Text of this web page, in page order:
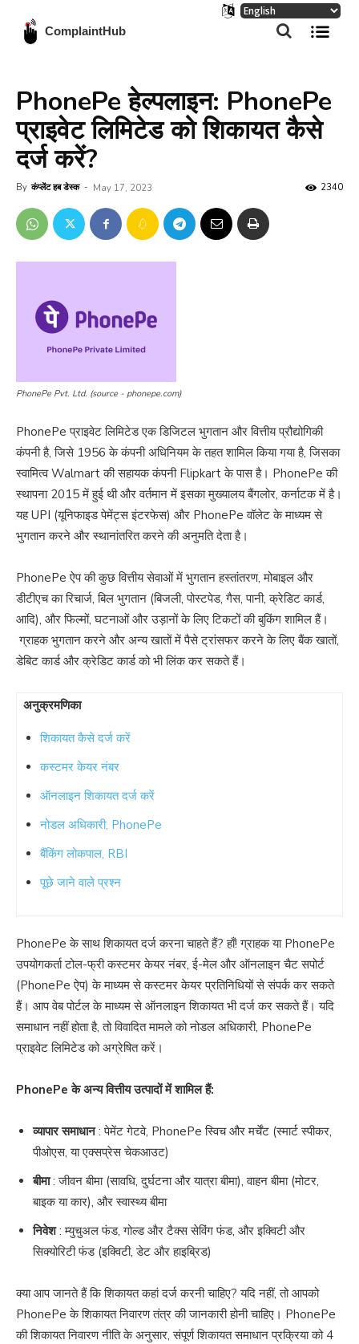
ComplaintHub
PhonePe हेल्पलाइन: PhonePe
प्राइवेट लिमिटेड को शिकायत कैसे
दर्ज करें?
By कंप्लेंट हब डेस्क - May 17, 2023 2340
PhonePe Pvt. Ltd. (source - phonepe.com)
PhonePe प्राइवेट लिमिटेड एक डिजिटल भुगतान और वित्तीय प्रौद्योगिकी
कंपनी है, जिसे 1956 के कंपनी अधिनियम के तहत शामिल किया गया है, जिसका
स्वामित्व Walmart की सहायक कंपनी Flipkart के पास है। PhonePe की
स्थापना 2015 में हुई थी और वर्तमान में इसका मुख्यालय बैंगलोर, कर्नाटक में है।
यह UPI (यूनिफाइड पेमेंट्स इंटरफेस) और PhonePe वॉलेट के माध्यम से
भुगतान करने और स्थानांतरित करने की अनुमति देता है।
PhonePe ऐप की कुछ वित्तीय सेवाओं में भुगतान हस्तांतरण, मोबाइल और
डीटीएच का रिचार्ज, बिल भुगतान (बिजली, पोस्टपेड, गैस, पानी, क्रेडिट कार्ड,
आदि), और फिल्मों, घटनाओं और उड़ानों के लिए टिकटों की बुकिंग शामिल हैं।
ग्राहक भुगतान करने और अन्य खातों में पैसे ट्रांसफर करने के लिए बैंक खातों,
डेबिट कार्ड और क्रेडिट कार्ड को भी लिंक कर सकते हैं।
अनुक्रमणिका
शिकायत कैसे दर्ज करें
कस्टमर केयर नंबर
ऑनलाइन शिकायत दर्ज करें
नोडल अधिकारी, PhonePe
बैंकिंग लोकपाल, RBI
पूछे जाने वाले प्रश्न
PhonePe के साथ शिकायत दर्ज करना चाहते हैं? हाँ! ग्राहक या PhonePe
उपयोगकर्ता टोल-फ्री कस्टमर केयर नंबर, ई-मेल और ऑनलाइन चैट सपोर्ट
(PhonePe ऐप) के माध्यम से कस्टमर केयर प्रतिनिधियों से संपर्क कर सकते
हैं। आप वेब पोर्टल के माध्यम से ऑनलाइन शिकायत भी दर्ज कर सकते हैं। यदि
समाधान नहीं होता है, तो विवादित मामले को नोडल अधिकारी, PhonePe
प्राइवेट लिमिटेड को अग्रेषित करें।
PhonePe के अन्य वित्तीय उत्पादों में शामिल हैं:
व्यापार समाधान: पेमेंट गेटवे, PhonePe स्विच और मर्चेंट (स्मार्ट स्पीकर,
पीओएस, या एक्सप्रेस चेकआउट)
बीमा: जीवन बीमा (सावधि, दुर्घटना और यात्रा बीमा), वाहन बीमा (मोटर,
बाइक या कार), और स्वास्थ्य बीमा
निवेश: म्युचुअल फंड, गोल्ड और टैक्स सेविंग फंड, और इक्विटी और
सिक्योरिटी फंड (इक्विटी, डेट और हाइब्रिड)
क्या आप जानते हैं कि शिकायत कहां दर्ज करनी चाहिए? यदि नहीं, तो आपको
PhonePe के शिकायत निवारण तंत्र की जानकारी होनी चाहिए। PhonePe
की शिकायत निवारण नीति के अनुसार, संपूर्ण शिकायत समाधान प्रक्रिया को 4